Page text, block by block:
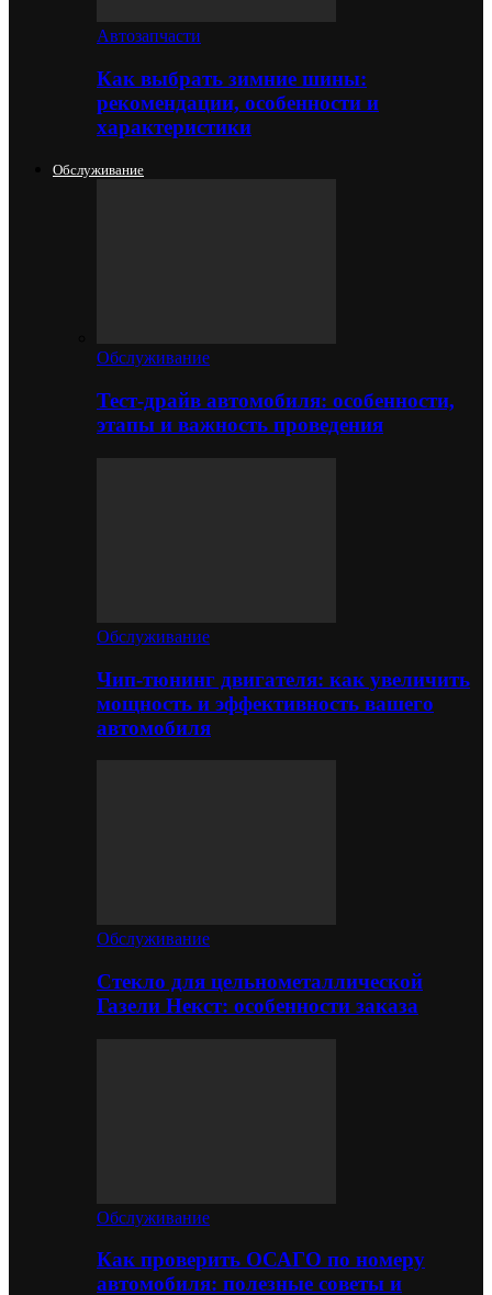
Автозапчасти
Как выбрать зимние шины:
рекомендации, особенности и
характеристики
Обслуживание
Обслуживание
Тест-драйв автомобиля: особенности,
этапы и важность проведения
Обслуживание
Чип-тюнинг двигателя: как увеличить
мощность и эффективность вашего
автомобиля
Обслуживание
Стекло для цельнометаллической
Газели Некст: особенности заказа
Обслуживание
Как проверить ОСАГО по номеру
автомобиля: полезные советы и